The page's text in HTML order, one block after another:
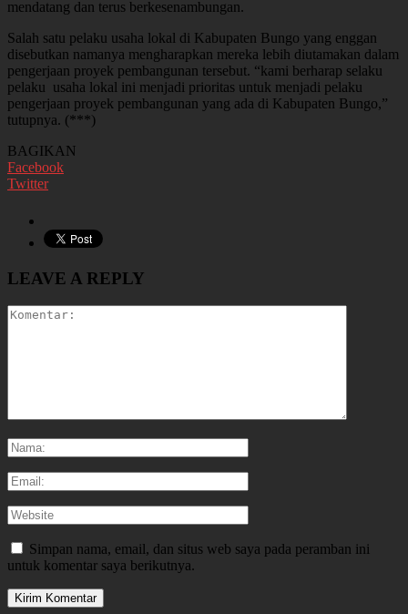
mendatang dan terus berkesenambungan.
Salah satu pelaku usaha lokal di Kabupaten Bungo yang enggan
disebutkan namanya mengharapkan mereka lebih diutamakan dalam
pengerjaan proyek pembangunan tersebut. “kami berharap selaku
pelaku usaha lokal ini menjadi prioritas untuk menjadi pelaku
pengerjaan proyek pembangunan yang ada di Kabupaten Bungo,”
tutupnya. (***)
BAGIKAN
Facebook
Twitter
LEAVE A REPLY
Simpan nama, email, dan situs web saya pada peramban ini
untuk komentar saya berikutnya.